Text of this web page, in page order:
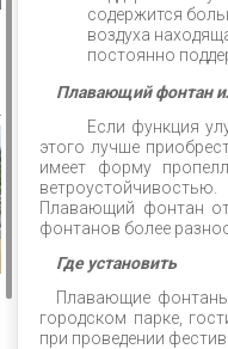
содержится
воздуха
постоянно
Плавающий фонтан
Если функция
этого лучше
имеет форму
Плавающий фонтан
фонтанов более
Где установить
Плавающие
городском парке,
при проведении